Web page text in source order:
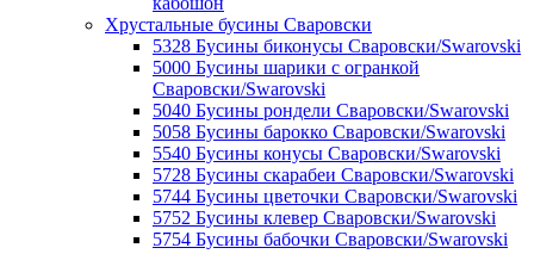
Хрустальные бусины Сваровски
5328 Бусины биконусы Сваровски/Swarovski
5000 Бусины шарики с огранкой
Сваровски/Swarovski
5040 Бусины рондели Сваровски/Swarovski
5058 Бусины барокко Сваровски/Swarovski
5540 Бусины конусы Сваровски/Swarovski
5728 Бусины скарабеи Сваровски/Swarovski
5744 Бусины цветочки Сваровски/Swarovski
5752 Бусины клевер Сваровски/Swarovski
5754 Бусины бабочки Сваровски/Swarovski